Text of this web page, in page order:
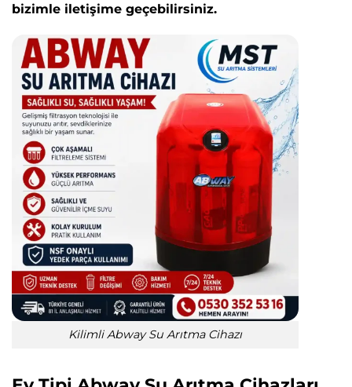
bizimle iletişime geçebilirsiniz.
Kilimli Abway Su Arıtma Cihazı